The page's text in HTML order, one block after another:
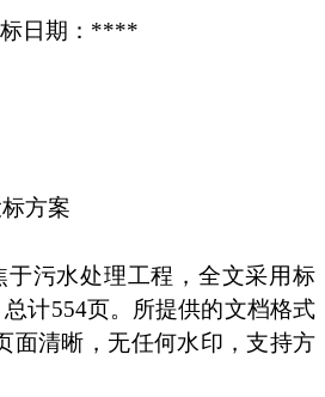
日期：****
方案
于污水处理工程，全文采用标
计554页。所提供的文档格式
面清晰，无任何水印，支持方